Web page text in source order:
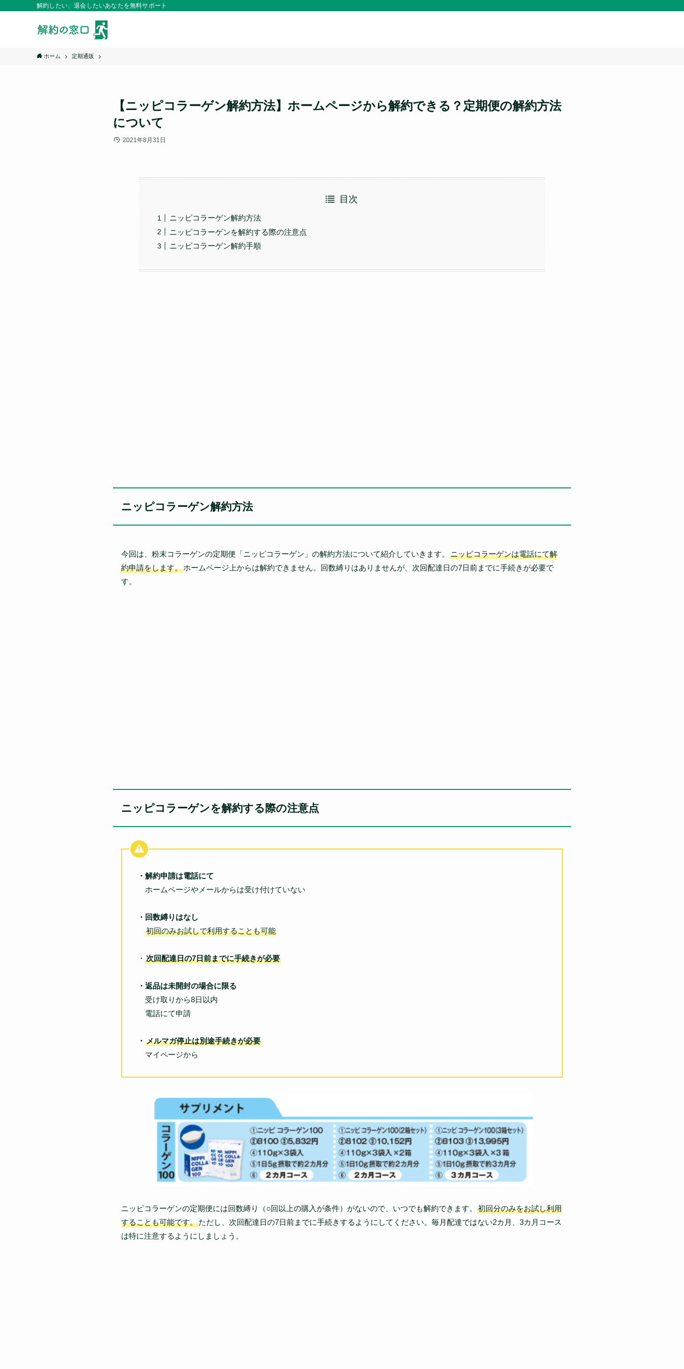
解約したい、退会したいあなたを無料サポート
ホーム 定期通販
【ニッピコラーゲン解約方法】ホームページから解約できる？定期便の解約方法
について
2021年8月31日
目次
ニッピコラーゲン解約方法
ニッピコラーゲンを解約する際の注意点
ニッピコラーゲン解約手順
ニッピコラーゲン解約方法
今回は、粉末コラーゲンの定期便「ニッピコラーゲン」の解約方法について紹介していきます。
ニッピコラーゲンは電話にて解
約申請をします。ホームページ上からは解約できません。回数縛りはありませんが、次回配達日の7日前までに手続きが必要で
す。
ニッピコラーゲンを解約する際の注意点
・解約申請は電話にて
ホームページやメールからは受け付けていない
・回数縛りはなし
初回のみお試しで利用することも可能
・ 次回配達日の7日前までに手続きが必要
・返品は未開封の場合に限る
受け取りから8日以内
電話にて申請
・ メルマガ停止は別途手続きが必要
マイページから
ニッピコラーゲンの定期便には回数縛り（○回以上の購入が条件）がないので、いつでも解約できます。
初回分のみをお試し利用
することも可能です。ただし、次回配達日の7日前までに手続きするようにしてください。毎月配達ではない2カ月、3カ月コース
は特に注意するようにしましょう。